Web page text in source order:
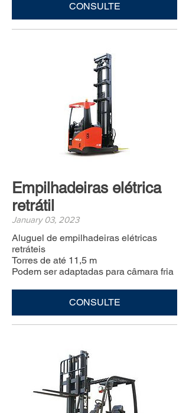
CONSULTE
Empilhadeiras elétrica
retrátil
January 03, 2023
Aluguel de empilhadeiras elétricas
retráteis
Torres de até 11,5 m
Podem ser adaptadas para câmara fria
CONSULTE